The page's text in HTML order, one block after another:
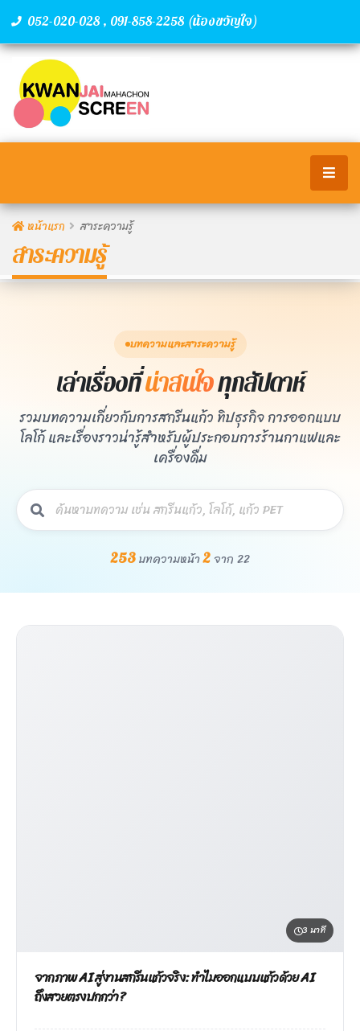
052-020-028 , 091-858-2258 (น้องขวัญใจ)
หน้าแรก สาระความรู้
สาระความรู้
บทความและสาระความรู้
เล่าเรื่องที่น่าสนใจทุกสัปดาห์
รวมบทความเกี่ยวกับการสกรีนแก้ว ทิปธุรกิจ การออกแบบ
โลโก้ และเรื่องราวน่ารู้สำหรับผู้ประกอบการร้านกาแฟและ
เครื่องดื่ม
253บทความหน้า2จาก 22
3 นาที
จากภาพ AI สู่งานสกรีนแก้วจริง: ทำไมออกแบบแก้วด้วย AI
ถึงสวยตรงปกกว่า?